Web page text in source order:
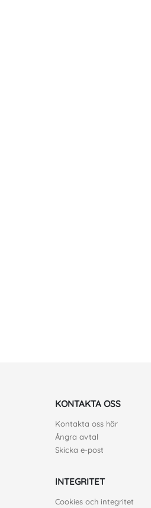
KONTAKTA OSS
Kontakta oss här
Ångra avtal
Skicka e-post
INTEGRITET
Cookies och integritet